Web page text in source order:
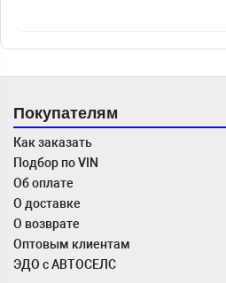
Покупателям
Как заказать
Подбор по VIN
Об оплате
О доставке
О возврате
Оптовым клиентам
ЭДО с АВТОСЕЛС